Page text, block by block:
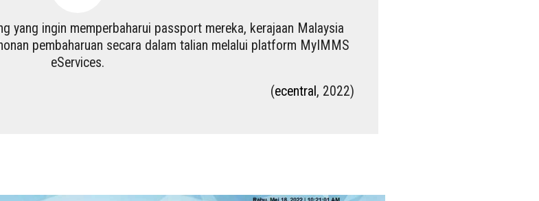
yang ingin memperbaharui passport mereka, kerajaan Malaysia
pembaharuan secara dalam talian melalui platform MyIMMS
eServices.
(ecentral , 2022)